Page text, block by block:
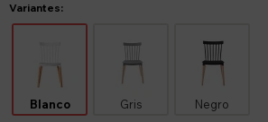
Variantes:
Blanco Gris Negro